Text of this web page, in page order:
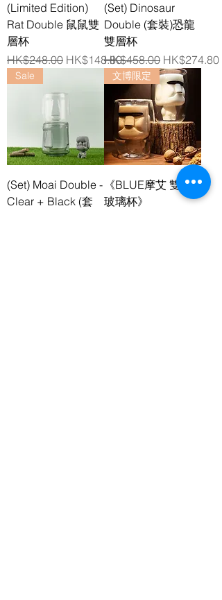
(Limited Edition)
Rat Double 鼠鼠雙
層杯
一般價格
HK$248.00 促銷價格
HK$148.80
(Set) Dinosaur
Double (套裝)恐龍
雙層杯
一般價格
HK$458.00 促銷價格
HK$274.80
Sale
(Set) Moai Double -
Clear + Black (套
文博限定
《BLUE摩艾 雙層
玻璃杯》